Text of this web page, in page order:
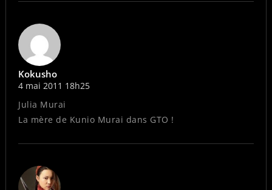
Kokusho
4 mai 2011 18h25
Julia Murai
La mère de Kunio Murai dans GTO !